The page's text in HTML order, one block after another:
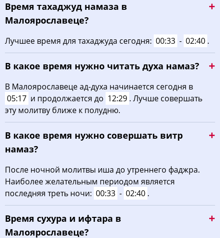
Время тахаджуд намаза в
Малоярославеце?
Лучшее время для тахаджуда сегодня: 00:33 - 02:40 .
В какое время нужно читать духа намаз?
В Малоярославеце ад-духа начинается сегодня в
05:17 и продолжается до 12:29 . Лучше совершать
эту молитву ближе к полудню.
В какое время нужно совершать витр
намаз?
После ночной молитвы иша до утреннего фаджра.
Наиболее желательным периодом является
последняя треть ночи: 00:33 - 02:40 .
Время сухура и ифтара в
Малоярославеце?